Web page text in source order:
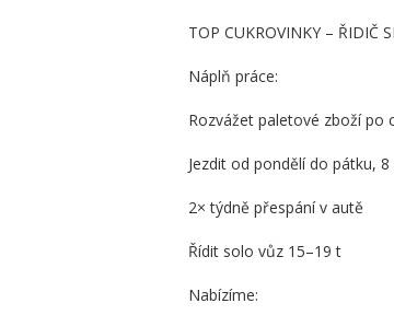
TOP CUKROVINKY – ŘIDIČ
Náplň práce:
Rozvážet paletové zboží po
Jezdit od pondělí do pátku,
2× týdně přespání v autě
Řídit solo vůz 15–19 t
Nabízíme: